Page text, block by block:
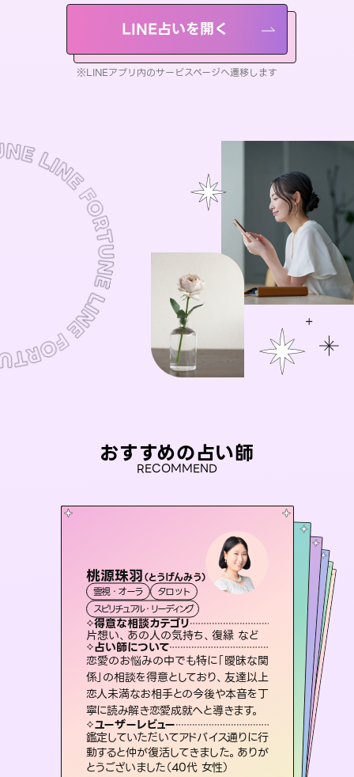
LINE占いを開く
※LINEアプリ内のサービスページへ遷移します
おすすめの占い師
RECOMMEND
桃源珠羽（とうげんみう）
霊視・オーラ
タロット
スピリチュアル・リーディング
得意な相談カテゴリ
片想い、あの人の気持ち、復縁 など
占い師について
恋愛のお悩みの中でも特に「曖昧な関
係」の相談を得意としており、友達以上
恋人未満なお相手との今後や本音を丁
寧に読み解き恋愛成就へと導きます。
ユーザーレビュー
鑑定していただいてアドバイス通りに行
動すると仲が復活してきました。ありが
とうございました（40代 女性）
彗望（すいぼう）
霊視・オーラ 透視
スピリチュアル・リーディング
得意な相談カテゴリ
片想い、あの人の気持ち、復縁 など
占い師について
3,700年以上の歴史を持つ東洋最古の
占術「易占」で詳細まで占い、幸せへ向
かう道筋を示します。厳しい結果にも具
体的な対策をお伝えします。
ユーザーレビュー
複雑な背景もしっかり聞いて鑑定して
いただけました。気持ちが楽になりまし
た（50代 女性）
アイリス -iris-
西洋占星術 タロット
ルーン
得意な相談カテゴリ
恋愛総合、片想い、二人の未来 など
占い師について
復縁、恋愛、不倫の行方、同性愛や片
思い、仕事関係や借金問題まで知りた
いことや心の負担になっていることを
紐解き、背中をそっと押して導きます。
ユーザーレビュー
安心感のあり、言い切ってくれる所や濁
さない鑑定のおかげで、毎回自分の気
持ちを整えられます（30代 男性）
未来視師＊花
霊視・オーラ
スピリチュアル・リーディング
得意な相談カテゴリ
出逢い、片想い、復縁 など
占い師について
未来には何パターンもの選択肢があります。不安で視えにくくなっているあなたの素敵な未来を見つけ、その未来を選択できるようアドバイスします。
ユーザーレビュー
職場の人の性質や人間関係、本心など
本当によく視えていてびっくり。対策が
打てて前向きになれます（40代）
セラピスト理恵
霊視・オーラ
スピリチュアル・リーディング
得意な相談カテゴリ
片想い、二人の未来、年の差 など
占い師について
連絡再開、復縁、成就などの報告実績
多数。セラピストとして2万超の施術経
験があるからこそできる鑑定で、より良
い未来をサポートします。
ユーザーレビュー
とても心温まる鑑定でした。しかもこち
らは何も言っていないのに視えていらっ
しゃるんだなと驚きです（30代女性）
おう 霊感オラクル
霊視・オーラ
オラクルカード
得意な相談カテゴリ
恋愛総合、あの人の気持ち など
占い師について
霊視×オラクルカードを使って「今」と
「未来」そして「気になるあの人の気持
ち」まで丁寧に読み解き、恋や人生のヒ
ントを優しく引き出します。
ユーザーレビュー
不安な気持ちが嘘みたいに晴れまし
た…！よく視えていらっしゃるんだなと
感じました（40代 女性）